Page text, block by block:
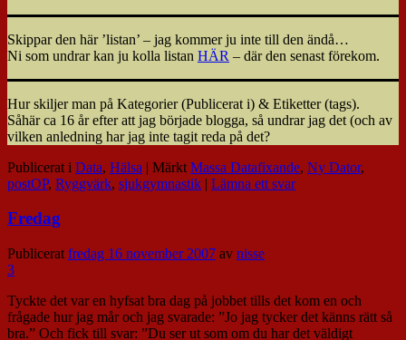
Skippar den här ’listan’ – jag kommer ju inte till den ändå…
Ni som undrar kan ju kolla listan HÄR – där den senast förekom.
Hur skiljer man på Kategorier (Publicerat i) & Etiketter (tags).
Såhär ca 16 år efter att jag började blogga, så undrar jag det (och av
vilken anledning har jag inte tagit reda på det?
Publicerat i Data, Hälsa | Märkt Massa Datafixande, Ny Dator,
postOP, Ryggvärk, sjukgymnastik | Lämna ett svar
Fredag
Publicerat fredag 16 november 2007 av nisse
3
Tyckte det var en hyfsat bra dag på jobbet tills det kom en och
frågade hur jag mår och jag svarade: ”Jo jag tycker det känns rätt så
bra.” Och fick till svar: ”Du ser ut som om du har det väldigt